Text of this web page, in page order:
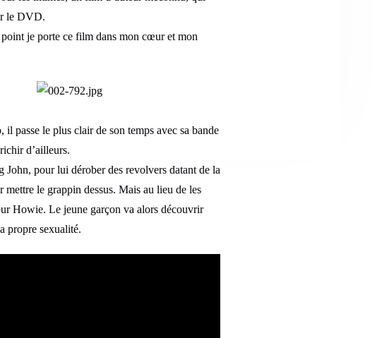
le DVD.
je porte ce film dans mon cœur et mon
passe le plus clair de son temps avec sa bande
d’ailleurs.
pour lui dérober des revolvers datant de la
mettre le grappin dessus. Mais au lieu de les
Howie. Le jeune garçon va alors découvrir
propre sexualité.